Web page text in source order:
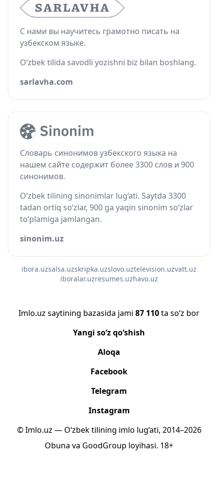
С нами вы научитесь грамотно писать на
узбекском языке.
O‘zbek tilida savodli yozishni biz bilan boshlang.
sarlavha.com
Словарь синонимов узбекского языка на
нашем сайте содержит более 3300 слов и 900
синонимов.
O‘zbek tilining sinonimlar lug‘ati. Saytda 3300
tadan ortiq so‘zlar, 900 ga yaqin sinonim so‘zlar
to‘plamiga jamlangan.
sinonim.uz
ibora.uzsalsa.uzskripka.uzslovo.uztelevision.uzvatt.uz
iboralar.uzresumes.uzhavo.uz
Imlo.uz saytining bazasida jami 87 110ta so‘z bor
Yangi so‘z qo‘shish
Aloqa
Facebook
Telegram
Instagram
© Imlo.uz — O‘zbek tilining imlo lug‘ati, 2014–2026
Obuna va GoodGroup loyihasi. 18+